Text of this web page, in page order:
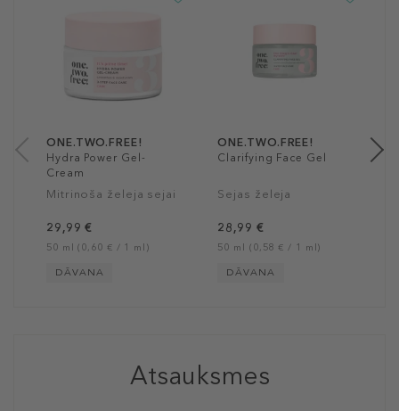
ONE.TWO.FREE!
Hydra Power Gel-
Cream
Mitrinoša želeja sejai
29,99 €
50 ml (0,60 € / 1 ml)
DĀVANA
ONE.TWO.FREE!
Clarifying Face Gel
Sejas želeja
28,99 €
50 ml (0,58 € / 1 ml)
DĀVANA
Atsauksmes